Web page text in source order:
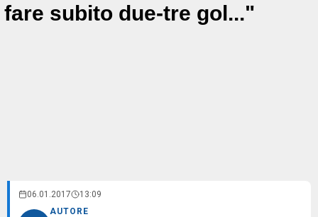
fare subito due-tre gol..."
06.01.2017 13:09
AUTORE